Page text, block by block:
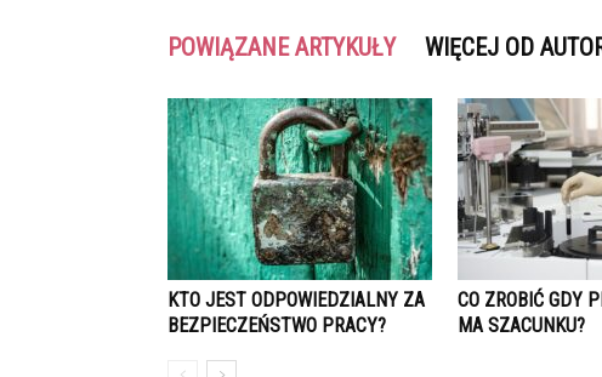
POWIĄZANE ARTYKUŁY WIĘCEJ OD
KTO JEST ODPOWIEDZIALNY ZA
BEZPIECZEŃSTWO PRACY?
CO ZROBIĆ GDY
MA SZACUNKU?